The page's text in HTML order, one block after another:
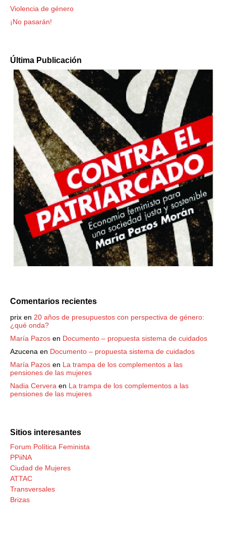
Violencia de género
¡No pasarán!
Última Publicación
Comentarios recientes
prix en 20 años de presupuestos con perspectiva de género:
¿qué onda?
María Pazos en Documento – propuesta sistema de cuidados
Azucena en Documento – propuesta sistema de cuidados
María Pazos en La trampa de los complementos a las
pensiones de las mujeres
Nadia Cervera en La trampa de los complementos a las
pensiones de las mujeres
Sitios interesantes
Forum Política Feminista
PPiiNA
Ciudad de Mujeres
ATTAC
Transversales
Brizas